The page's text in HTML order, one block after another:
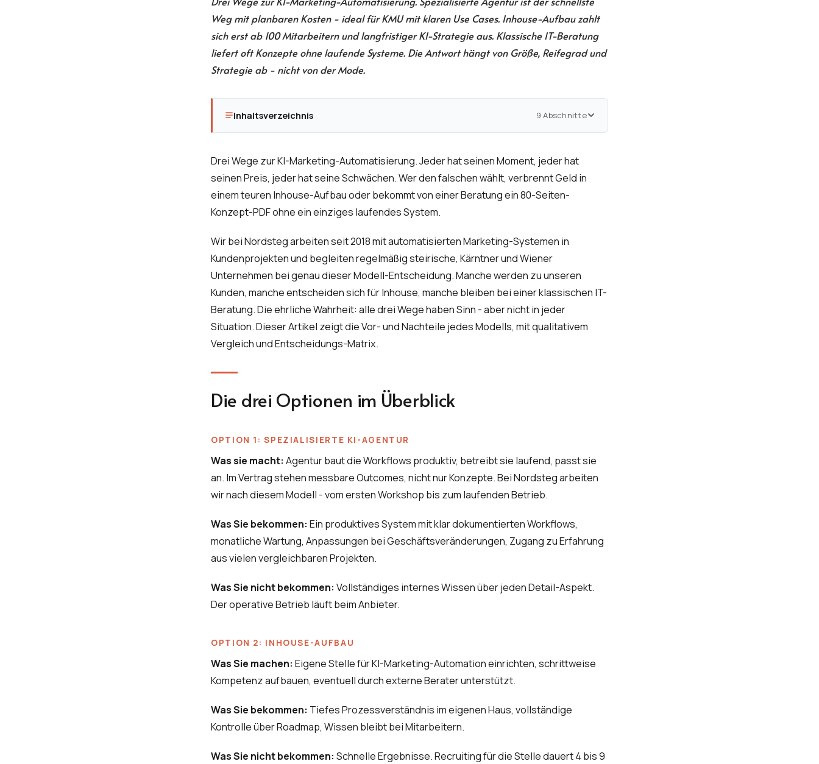
Weg mit planbaren Kosten - ideal für KMU mit klaren Use Cases. Inhouse-Aufbau zahlt
sich erst ab 100 Mitarbeitern und langfristiger KI-Strategie aus. Klassische IT-Beratung
liefert oft Konzepte ohne laufende Systeme. Die Antwort hängt von Größe, Reifegrad und
Strategie ab - nicht von der Mode.
Inhaltsverzeichnis 9 Abschnitte
Drei Wege zur KI-Marketing-Automatisierung. Jeder hat seinen Moment, jeder hat
seinen Preis, jeder hat seine Schwächen. Wer den falschen wählt, verbrennt Geld in
einem teuren Inhouse-Aufbau oder bekommt von einer Beratung ein 80-Seiten-
Konzept-PDF ohne ein einziges laufendes System.
Wir bei Nordsteg arbeiten seit 2018 mit automatisierten Marketing-Systemen in
Kundenprojekten und begleiten regelmäßig steirische, Kärntner und Wiener
Unternehmen bei genau dieser Modell-Entscheidung. Manche werden zu unseren
Kunden, manche entscheiden sich für Inhouse, manche bleiben bei einer klassischen IT-
Beratung. Die ehrliche Wahrheit: alle drei Wege haben Sinn - aber nicht in jeder
Situation. Dieser Artikel zeigt die Vor- und Nachteile jedes Modells, mit qualitativem
Vergleich und Entscheidungs-Matrix.
Die drei Optionen im Überblick
OPTION 1: SPEZIALISIERTE KI-AGENTUR
Was sie macht: Agentur baut die Workflows produktiv, betreibt sie laufend, passt sie
an. Im Vertrag stehen messbare Outcomes, nicht nur Konzepte. Bei Nordsteg arbeiten
wir nach diesem Modell - vom ersten Workshop bis zum laufenden Betrieb.
Was Sie bekommen: Ein produktives System mit klar dokumentierten Workflows,
monatliche Wartung, Anpassungen bei Geschäftsveränderungen, Zugang zu Erfahrung
aus vielen vergleichbaren Projekten.
Was Sie nicht bekommen: Vollständiges internes Wissen über jeden Detail-Aspekt.
Der operative Betrieb läuft beim Anbieter.
OPTION 2: INHOUSE-AUFBAU
Was Sie machen: Eigene Stelle für KI-Marketing-Automation einrichten, schrittweise
Kompetenz aufbauen, eventuell durch externe Berater unterstützt.
Was Sie bekommen: Tiefes Prozessverständnis im eigenen Haus, vollständige
Kontrolle über Roadmap, Wissen bleibt bei Mitarbeitern.
Was Sie nicht bekommen: Schnelle Ergebnisse. Recruiting für die Stelle dauert 4 bis 9